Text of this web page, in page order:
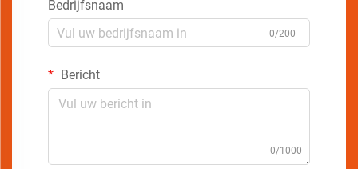
Bedrijfsnaam
0/200
Bericht
0/1000